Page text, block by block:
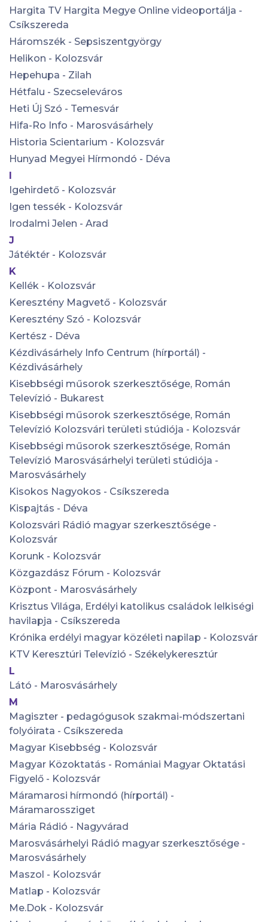
Hargita TV Hargita Megye Online videoportálja -
Csíkszereda
Háromszék - Sepsiszentgyörgy
Helikon - Kolozsvár
Hepehupa - Zilah
Hétfalu - Szecseleváros
Heti Új Szó - Temesvár
Hifa-Ro Info - Marosvásárhely
Historia Scientarium - Kolozsvár
Hunyad Megyei Hírmondó - Déva
I
Igehirdető - Kolozsvár
Igen tessék - Kolozsvár
Irodalmi Jelen - Arad
J
Játéktér - Kolozsvár
K
Kellék - Kolozsvár
Keresztény Magvető - Kolozsvár
Keresztény Szó - Kolozsvár
Kertész - Déva
Kézdivásárhely Info Centrum (hírportál) -
Kézdivásárhely
Kisebbségi műsorok szerkesztősége, Román
Televízió - Bukarest
Kisebbségi műsorok szerkesztősége, Román
Televízió Kolozsvári területi stúdiója - Kolozsvár
Kisebbségi műsorok szerkesztősége, Román
Televízió Marosvásárhelyi területi stúdiója -
Marosvásárhely
Kisokos Nagyokos - Csíkszereda
Kispajtás - Déva
Kolozsvári Rádió magyar szerkesztősége -
Kolozsvár
Korunk - Kolozsvár
Közgazdász Fórum - Kolozsvár
Központ - Marosvásárhely
Krisztus Világa, Erdélyi katolikus családok lelkiségi
havilapja - Csíkszereda
Krónika erdélyi magyar közéleti napilap - Kolozsvár
KTV Keresztúri Televízió - Székelykeresztúr
L
Látó - Marosvásárhely
M
Magiszter - pedagógusok szakmai-módszertani
folyóirata - Csíkszereda
Magyar Kisebbség - Kolozsvár
Magyar Közoktatás - Romániai Magyar Oktatási
Figyelő - Kolozsvár
Máramarosi hírmondó (hírportál) -
Máramarossziget
Mária Rádió - Nagyvárad
Marosvásárhelyi Rádió magyar szerkesztősége -
Marosvásárhely
Maszol - Kolozsvár
Matlap - Kolozsvár
Me.Dok - Kolozsvár